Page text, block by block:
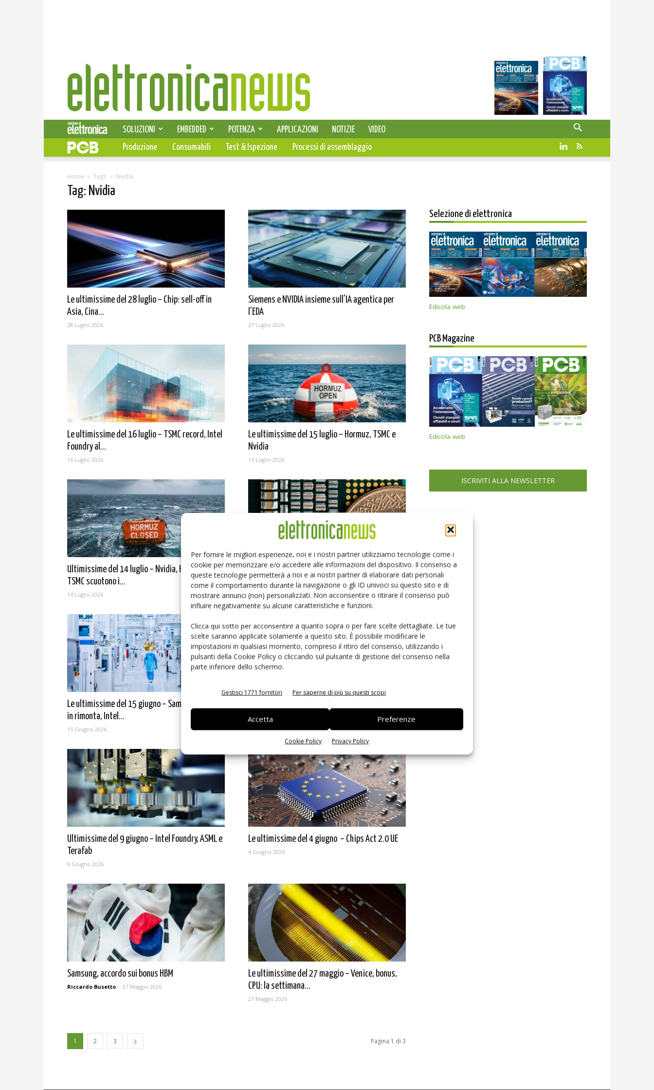
Per fornire le migliori esperienze, noi e i nostri partner utilizziamo tecnologie come i
cookie per memorizzare e/o accedere alle informazioni del dispositivo. Il consenso a
queste tecnologie permetterà a noi e ai nostri partner di elaborare dati personali
come il comportamento durante la navigazione o gli ID univoci su questo sito e di
mostrare annunci (non) personalizzati. Non acconsentire o ritirare il consenso può
influire negativamente su alcune caratteristiche e funzioni.
Clicca qui sotto per acconsentire a quanto sopra o per fare scelte dettagliate. Le tue
scelte saranno applicate solamente a questo sito. È possibile modificare le
impostazioni in qualsiasi momento, compreso il ritiro del consenso, utilizzando i
pulsanti della Cookie Policy o cliccando sul pulsante di gestione del consenso nella
parte inferiore dello schermo.
Gestisci 1771 fornitori Per saperne di più su questi scopi
Accetta Preferenze
Cookie Policy Privacy Policy
Elettronica
News
SELEZIONE DI ELETTRONICA
SOLUZIONI EMBEDDED POTENZA APPLICAZIONI NOTIZIE
VIDEO
PCB
Produzione Consumabili Test & Ispezione Processi di assemblaggio
Home Tags Nvidia
Tag: Nvidia
Le ultimissime del 28 luglio – Chip: sell-off in
Asia, Cina...
28 Luglio 2026
Siemens e NVIDIA insieme sull’IA agentica per
l’EDA
27 Luglio 2026
Le ultimissime del 16 luglio – TSMC record, Intel
Foundry al...
16 Luglio 2026
Le ultimissime del 15 luglio – Hormuz, TSMC e
Nvidia
15 Luglio 2026
Ultimissime del 14 luglio – Nvidia, Hormuz e
TSMC scuotono i...
14 Luglio 2026
Le ultimissime del 25 giugno – TSMC aumenta
prezzi wafer nodi...
25 Giugno 2026
Le ultimissime del 15 giugno – Samsung Foundry
in rimonta, Intel...
15 Giugno 2026
CXMT in borsa
10 Giugno 2026
Ultimissime del 9 giugno – Intel Foundry, ASML e
Terafab
9 Giugno 2026
Le ultimissime del 4 giugno – Chips Act 2.0 UE
4 Giugno 2026
Samsung, accordo sui bonus HBM
Riccardo Busetto - 27 Maggio 2026
Le ultimissime del 27 maggio – Venice, bonus,
CPU: la settimana...
27 Maggio 2026
1 2 3 Pagina 1 di 3
Selezione di elettronica
Edicola web
PCB Magazine
Edicola web
ISCRIVITI ALLA NEWSLETTER